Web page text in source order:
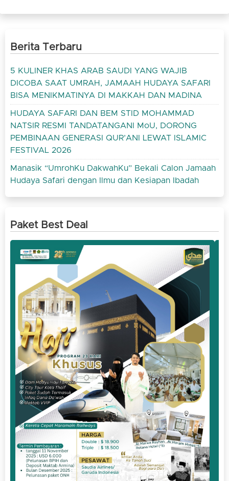
Berita Terbaru
5 KULINER KHAS ARAB SAUDI YANG WAJIB
DICOBA SAAT UMRAH, JAMAAH HUDAYA SAFARI
BISA MENIKMATINYA DI MAKKAH DAN MADINA
HUDAYA SAFARI DAN BEM STID MOHAMMAD
NATSIR RESMI TANDATANGANI MoU, DORONG
PEMBINAAN GENERASI QUR’ANI LEWAT ISLAMIC
FESTIVAL 2026
Manasik “UmrohKu DakwahKu” Bekali Calon Jamaah
Hudaya Safari dengan Ilmu dan Kesiapan Ibadah
Paket Best Deal